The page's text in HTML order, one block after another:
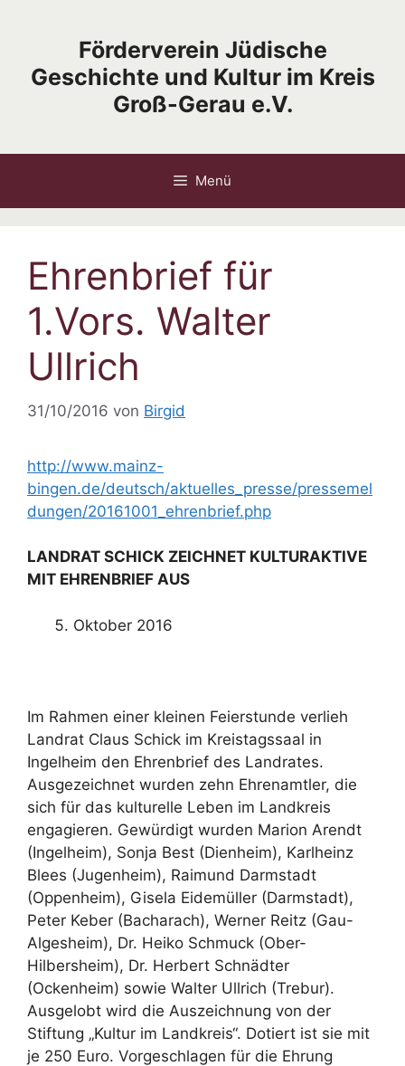
Förderverein Jüdische
Geschichte und Kultur im Kreis
Groß-Gerau e.V.
Menü
Ehrenbrief für
1.Vors. Walter
Ullrich
31/10/2016 von Birgid
http://www.mainz-
bingen.de/deutsch/aktuelles_presse/pressemel
dungen/20161001_ehrenbrief.php
LANDRAT SCHICK ZEICHNET KULTURAKTIVE
MIT EHRENBRIEF AUS
Oktober 2016
Im Rahmen einer kleinen Feierstunde verlieh
Landrat Claus Schick im Kreistagssaal in
Ingelheim den Ehrenbrief des Landrates.
Ausgezeichnet wurden zehn Ehrenamtler, die
sich für das kulturelle Leben im Landkreis
engagieren. Gewürdigt wurden Marion Arendt
(Ingelheim), Sonja Best (Dienheim), Karlheinz
Blees (Jugenheim), Raimund Darmstadt
(Oppenheim), Gisela Eidemüller (Darmstadt),
Peter Keber (Bacharach), Werner Reitz (Gau-
Algesheim), Dr. Heiko Schmuck (Ober-
Hilbersheim), Dr. Herbert Schnädter
(Ockenheim) sowie Walter Ullrich (Trebur).
Ausgelobt wird die Auszeichnung von der
Stiftung „Kultur im Landkreis“. Dotiert ist sie mit
je 250 Euro. Vorgeschlagen für die Ehrung